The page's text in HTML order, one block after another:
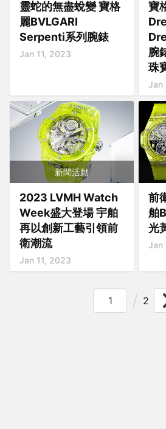
靈蛇的無盡蛻變 寶格
麗BVLGARI
Serpenti系列腕錶
Jan 11, 2023
寶
腕
珠
Jan
新聞活動
2023 LVMH Watch
Week盛大登場 宇舶
再以創新工藝引領前
衛潮流
Jan 11, 2023
前
舶
光
Jan
2